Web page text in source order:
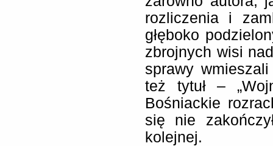
rozliczenia i
głęboko
zbrojnych wisi
sprawy
też tytuł –
Bośniackie
się nie
kolejnej.